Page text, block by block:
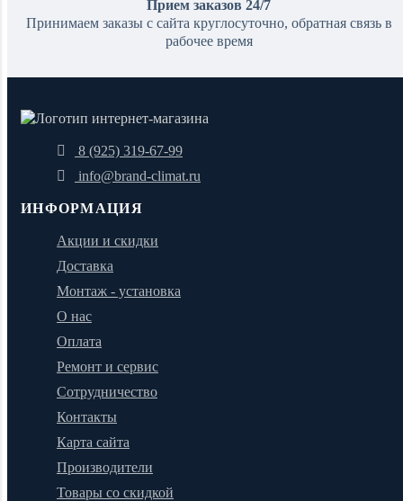
Прием заказов 24/7
Принимаем заказы с сайта круглосуточно, обратная связь в
рабочее время
8 (925) 319-67-99
info@brand-climat.ru
ИНФОРМАЦИЯ
Акции и скидки
Доставка
Монтаж - установка
О нас
Оплата
Ремонт и сервис
Сотрудничество
Контакты
Карта сайта
Производители
Товары со скидкой